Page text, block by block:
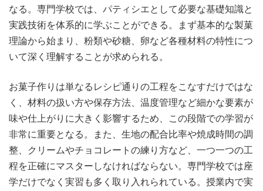
なる。専門学校では、パティシエとして必要な基礎知識と
実践技術を体系的に学ぶことができる。まず基本的な製菓
理論から始まり、粉類や砂糖、卵など各種材料の特性につ
いて深く理解することが求められる。
お菓子作りは単なるレシピ通りの工程をこなすだけではな
く、材料の扱い方や保存方法、温度管理など細かな要素が
味や仕上がりに大きく影響するため、この段階での学習が
非常に重要となる。また、生地の配合比率や焼成時間の調
整、クリームやチョコレートの練り方など、一つ一つの工
程を正確にマスターしなければならない。専門学校では座
学だけでなく実習も多く取り入れられている。授業内で実